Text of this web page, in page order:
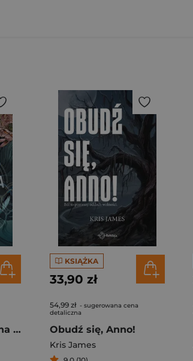
A rzeka wciąga ją na dno
KSIĄŻKA
33,90 zł
54,99 zł - sugerowana cena
detaliczna
Obudź się, Anno!
Kris James